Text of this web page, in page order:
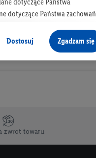
zwrot towaru
dotyczące Państwa zachowań
wzbogacane o dane z innych
również przez różne
na urządzeniach
grup docelowych,
konkretnych treści.
Dostosuj Zgadzam się